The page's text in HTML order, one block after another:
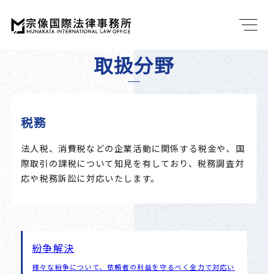
取扱分野
税務
法人税、消費税などの企業活動に関係する税金や、国
際取引の課税について知見を有しており、税務調査対
応や税務訴訟に対応いたします。
紛争解決
様々な紛争について、依頼者の利益を守るべく全力で対応い